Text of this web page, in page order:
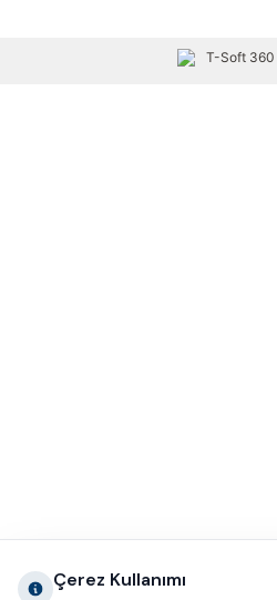
Çerez Kullanımı